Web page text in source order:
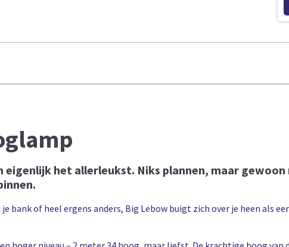
het allerleukst. Niks plannen, maar
bank of heel ergens anders, Big Lebow buigt zich over je heen als